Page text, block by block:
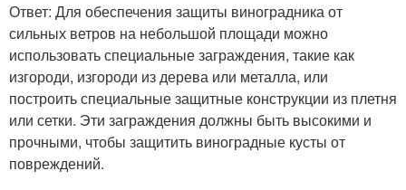
Ответ: Для обеспечения защиты виноградника от
сильных ветров на небольшой площади можно
использовать специальные заграждения, такие как
изгороди, изгороди из дерева или металла, или
построить специальные защитные конструкции из плетня
или сетки. Эти заграждения должны быть высокими и
прочными, чтобы защитить виноградные кусты от
повреждений.